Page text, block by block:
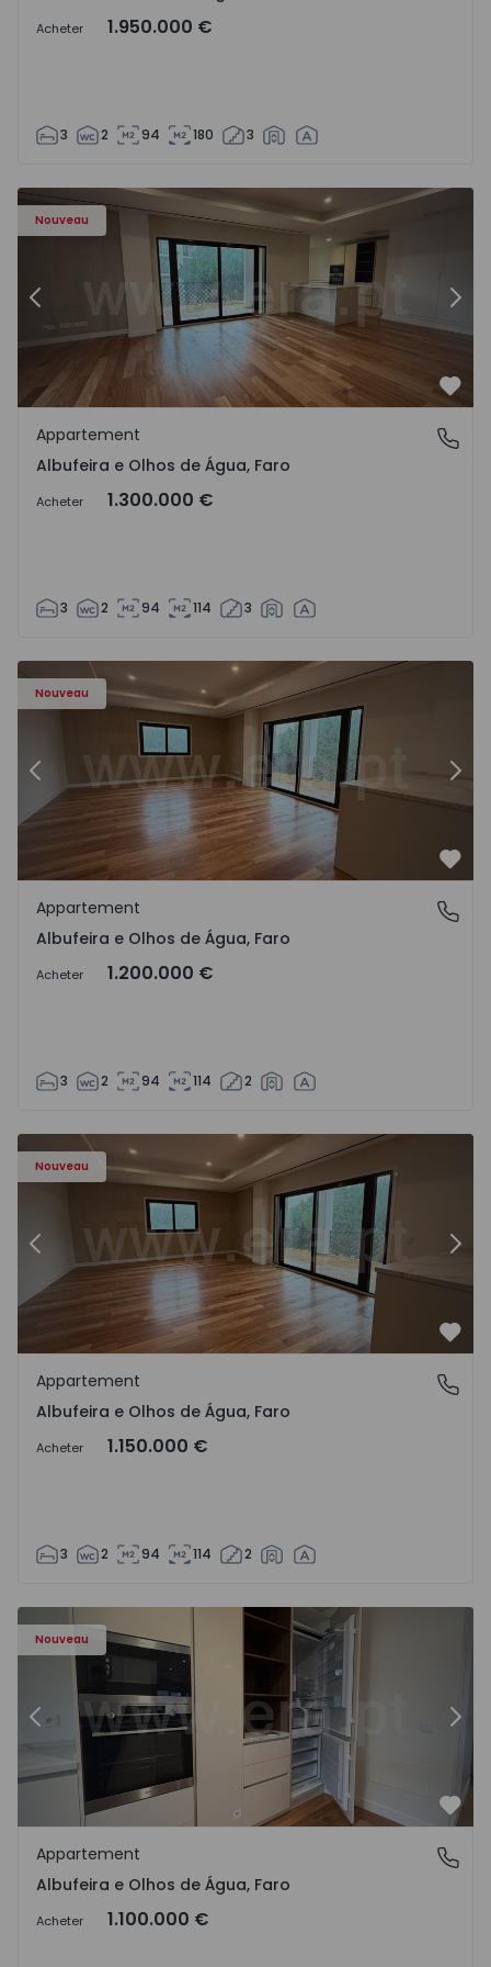
Acheter 1.950.000 €
3 2 94 180 3
Nouveau
Précédent
Albufeira e Olhos de Água, Faro
Appartement
Albufeira e Olhos de Água, Faro
Acheter 1.300.000 €
3 2 94 114 3
Nouveau
Précédent
Albufeira e Olhos de Água, Faro
Appartement
Albufeira e Olhos de Água, Faro
Acheter 1.200.000 €
3 2 94 114 2
Nouveau
Précédent
Albufeira e Olhos de Água, Faro
Appartement
Albufeira e Olhos de Água, Faro
Acheter 1.150.000 €
3 2 94 114 2
Nouveau
Précédent
Albufeira e Olhos de Água, Faro
Appartement
Albufeira e Olhos de Água, Faro
Acheter 1.100.000 €